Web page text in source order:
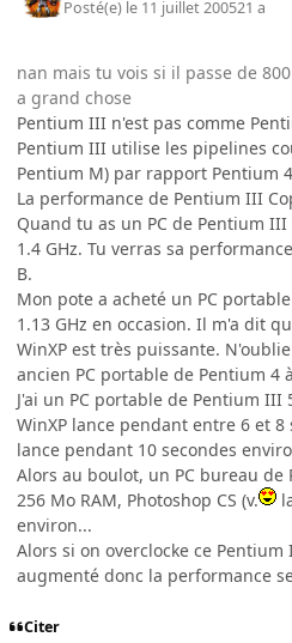
Posté(e) le 11 juillet 200521 a
nan mais tu vois si il passe de
a grand chose
Pentium III n'est pas comme
Pentium III utilise les pipelines
Pentium M) par rapport Pentium
La performance de Pentium III
Quand tu as un PC de Pentium
1.4 GHz. Tu verras sa
B.
Mon pote a acheté un PC
1.13 GHz en occasion. Il m'a dit
WinXP est très puissante.
ancien PC portable de Pentium 4
J'ai un PC portable de Pentium III
WinXP lance pendant entre 6 et 8
lance pendant 10 secondes
Alors au boulot, un PC bureau de
256 Mo RAM, Photoshop CS (v.
environ...
Alors si on overclocke ce Pentium
augmenté donc la performance
Citer